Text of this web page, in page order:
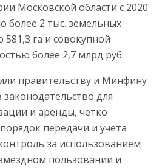
Московской области с 2020
более 2 тыс. земельных
га и совокупной
более 2,7 млрд руб.
правительству и Минфину
для
и аренды, четко
передачи и учета
за использованием
пользовании и